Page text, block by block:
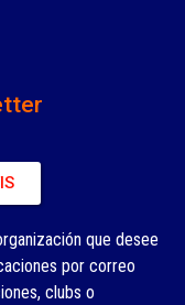
que desee
por correo
clubs o